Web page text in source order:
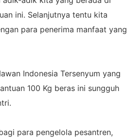
ini. Selanjutnya tentu kita
para penerima manfaat yang
Indonesia Tersenyum yang
100 Kg beras ini sungguh
para pengelola pesantren,